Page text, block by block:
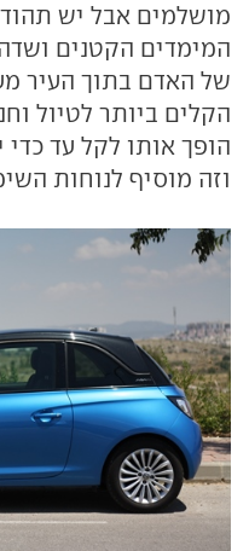
מושלמים אבל יש
המימדים הקטנים
של האדם בתוך העיר
הופך אותו לקל עד
וזה מוסיף לנוחות